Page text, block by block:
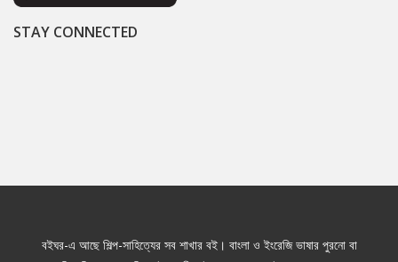
STAY CONNECTED
বইঘর-এ আছে শিল্প-সাহিত্যের সব শাখার বই। বাংলা ও ইংরেজি ভাষার পুরনো বা